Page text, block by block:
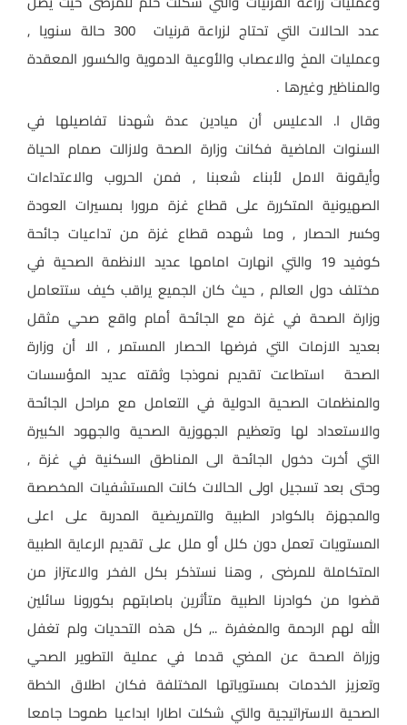
عدد الحالات التي تحتاج لزراعة قرنيات 300 حالة سنويا ,
وعمليات المخ والاعصاب والأوعية الدموية والكسور المعقدة
والمناظير وغيرها .
وقال ا. الدعليس أن ميادين عدة شهدنا تفاصيلها في
السنوات الماضية فكانت وزارة الصحة ولازالت صمام الحياة
وأيقونة الامل لأبناء شعبنا , فمن الحروب والاعتداءات
الصهيونية المتكررة على قطاع غزة مرورا بمسيرات العودة
وكسر الحصار , وما شهده قطاع غزة من تداعيات جائحة
كوفيد 19 والتي انهارت امامها عديد الانظمة الصحية في
مختلف دول العالم , حيث كان الجميع يراقب كيف ستتعامل
وزارة الصحة في غزة مع الجائحة أمام واقع صحي مثقل
بعديد الازمات التي فرضها الحصار المستمر , الا أن وزارة
الصحة استطاعت تقديم نموذجا وثقته عديد المؤسسات
والمنظمات الصحية الدولية في التعامل مع مراحل الجائحة
والاستعداد لها وتعظيم الجهوزية الصحية والجهود الكبيرة
التي أخرت دخول الجائحة الى المناطق السكنية في غزة ,
وحتى بعد تسجيل اولى الحالات كانت المستشفيات المخصصة
والمجهزة بالكوادر الطبية والتمريضية المدربة على اعلى
المستويات تعمل دون كلل أو ملل على تقديم الرعاية الطبية
المتكاملة للمرضى , وهنا نستذكر بكل الفخر والاعتزاز من
قضوا من كوادرنا الطبية متأثرين باصابتهم بكورونا سائلين
الله لهم الرحمة والمغفرة .., كل هذه التحديات ولم تغفل
وزراة الصحة عن المضي قدما في عملية التطوير الصحي
وتعزيز الخدمات بمستوياتها المختلفة فكان اطلاق الخطة
الصحية الاستراتيجية والتي شكلت اطارا ابداعيا طموحا جامعا